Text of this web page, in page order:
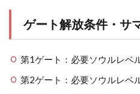
ゲート解放条件・サ
第1ゲート：必要ソウルレベ
第2ゲート：必要ソウルレベ